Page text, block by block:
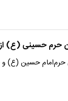
حرم‌ حسینی (ع)
حرم‌امام حسین